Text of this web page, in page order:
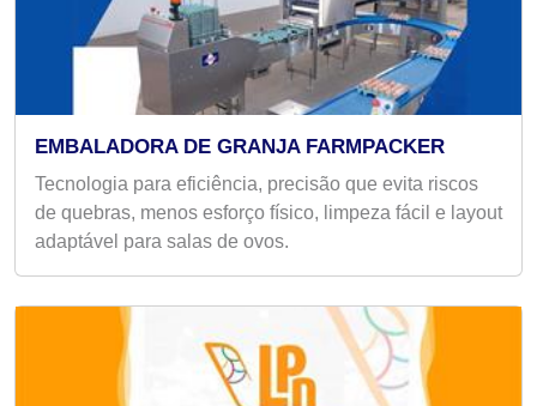
EMBALADORA DE GRANJA FARMPACKER
Tecnologia para eficiência, precisão que evita riscos
de quebras, menos esforço físico, limpeza fácil e layout
adaptável para salas de ovos.